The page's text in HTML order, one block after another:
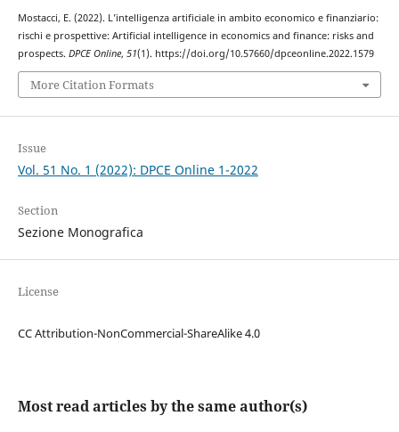
Mostacci, E. (2022). L’intelligenza artificiale in ambito economico e finanziario:
rischi e prospettive: Artificial intelligence in economics and finance: risks and
prospects. DPCE Online, 51(1). https://doi.org/10.57660/dpceonline.2022.1579
More Citation Formats
Issue
Vol. 51 No. 1 (2022): DPCE Online 1-2022
Section
Sezione Monografica
License
CC Attribution-NonCommercial-ShareAlike 4.0
Most read articles by the same author(s)